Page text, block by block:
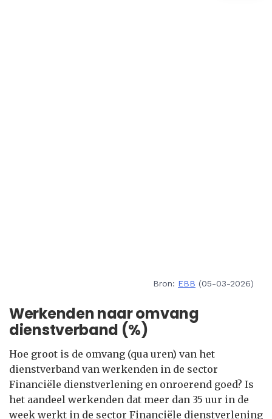
Bron: EBB (05-03-2026)
Werkenden naar omvang
dienstverband (%)
Hoe groot is de omvang (qua uren) van het
dienstverband van werkenden in de sector
Financiële dienstverlening en onroerend goed? Is
het aandeel werkenden dat meer dan 35 uur in de
week werkt in de sector Financiële dienstverlening